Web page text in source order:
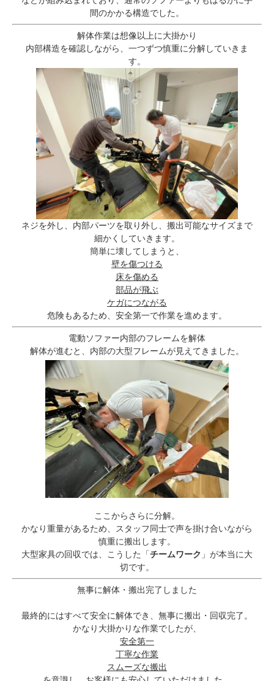
間のかかる構造でした。
解体作業は想像以上に大掛かり
内部構造を確認しながら、一つずつ慎重に分解していきま
す。
ネジを外し、内部パーツを取り外し、搬出可能なサイズまで
細かくしていきます。
簡単に壊してしまうと、
壁を傷つける
床を傷める
部品が飛ぶ
ケガにつながる
危険もあるため、安全第一で作業を進めます。
電動ソファー内部のフレームを解体
解体が進むと、内部の大型フレームが見えてきました。
ここからさらに分解。
かなり重量があるため、スタッフ同士で声を掛け合いながら
慎重に搬出します。
大型家具の回収では、こうした「チームワーク 」が本当に大
切です。
無事に解体・搬出完了しました
最終的にはすべて安全に解体でき、無事に搬出・回収完了。
かなり大掛かりな作業でしたが、
安全第一
丁寧な作業
スムーズな搬出